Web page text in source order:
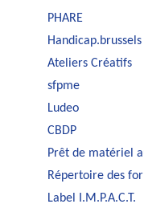
PHARE
Handicap.brussels
Ateliers Créatifs
sfpme
Ludeo
CBDP
Prêt de matériel
Répertoire des
Label I.M.P.A.C.T.